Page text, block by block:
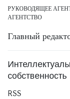
РУКОВОДЯЩЕЕ
АГЕНТСТВО
Главный
собственность
RSS